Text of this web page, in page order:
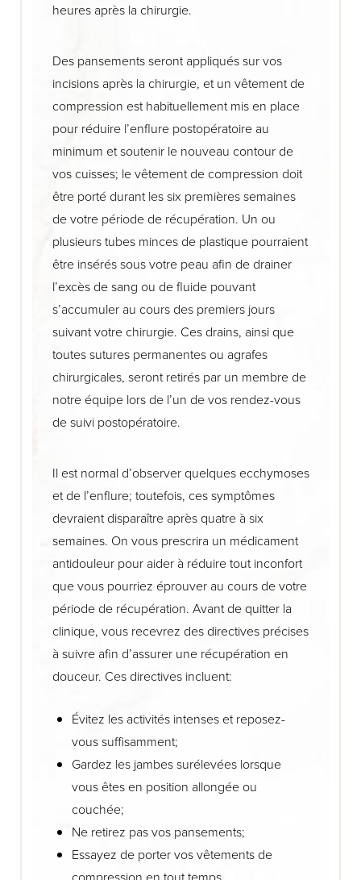
heures après la chirurgie.
Des pansements seront appliqués sur vos
incisions après la chirurgie, et un vêtement de
compression est habituellement mis en place
pour réduire l’enflure postopératoire au
minimum et soutenir le nouveau contour de
vos cuisses; le vêtement de compression doit
être porté durant les six premières semaines
de votre période de récupération. Un ou
plusieurs tubes minces de plastique pourraient
être insérés sous votre peau afin de drainer
l’excès de sang ou de fluide pouvant
s’accumuler au cours des premiers jours
suivant votre chirurgie. Ces drains, ainsi que
toutes sutures permanentes ou agrafes
chirurgicales, seront retirés par un membre de
notre équipe lors de l’un de vos rendez-vous
de suivi postopératoire.
Il est normal d’observer quelques ecchymoses
et de l’enflure; toutefois, ces symptômes
devraient disparaître après quatre à six
semaines. On vous prescrira un médicament
antidouleur pour aider à réduire tout inconfort
que vous pourriez éprouver au cours de votre
période de récupération. Avant de quitter la
clinique, vous recevrez des directives précises
à suivre afin d’assurer une récupération en
douceur. Ces directives incluent:
Évitez les activités intenses et reposez-
vous suffisamment;
Gardez les jambes surélevées lorsque
vous êtes en position allongée ou
couchée;
Ne retirez pas vos pansements;
Essayez de porter vos vêtements de